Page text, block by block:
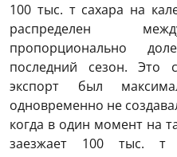
100 тыс. т сахара на
распределен
пропорционально
последний сезон. Это
экспорт был
одновременно не
когда в один момент на
заезжает 100 тыс.